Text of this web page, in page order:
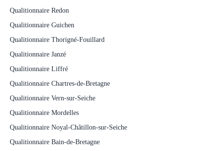
Qualitionnaire Redon
Qualitionnaire Guichen
Qualitionnaire Thorigné-Fouillard
Qualitionnaire Janzé
Qualitionnaire Liffré
Qualitionnaire Chartres-de-Bretagne
Qualitionnaire Vern-sur-Seiche
Qualitionnaire Mordelles
Qualitionnaire Noyal-Châtillon-sur-Seiche
Qualitionnaire Bain-de-Bretagne